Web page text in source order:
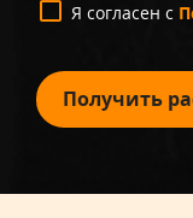
Я согласен с
Получить